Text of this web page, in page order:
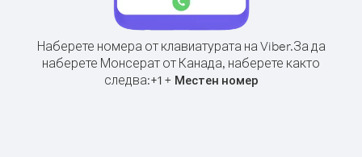
Наберете номера от клавиатурата на Viber.За да
наберете Монсерат от Канада, наберете както
следва:+1+ Местен номер